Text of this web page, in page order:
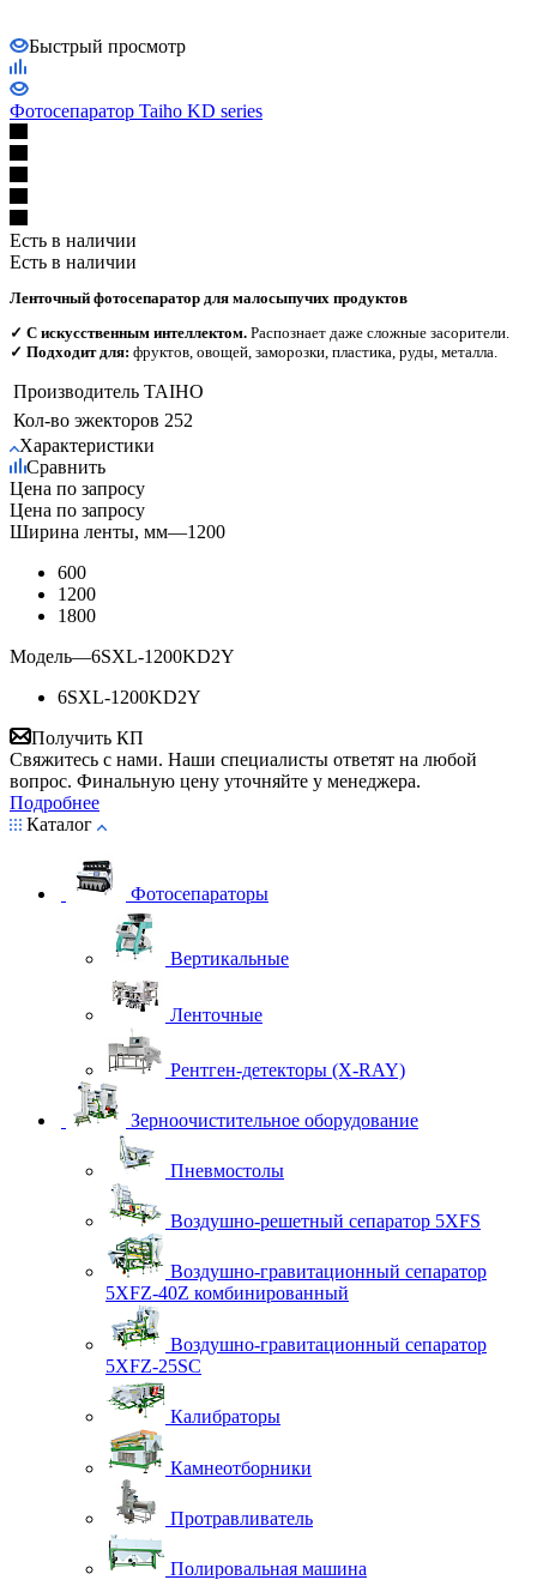
Быстрый просмотр
Фотосепаратор Taiho KD series
Есть в наличии
Есть в наличии
Ленточный фотосепаратор для малосыпучих продуктов
✓ С искусственным интеллектом. Распознает даже сложные засорители.
✓ Подходит для: фруктов, овощей, заморозки, пластика, руды, металла.
Производитель TAIHO
Кол-во эжекторов 252
Характеристики
Сравнить
Цена по запросу
Цена по запросу
Ширина ленты, мм—1200
600
1200
1800
Модель—6SXL-1200KD2Y
6SXL-1200KD2Y
Получить КП
Свяжитесь с нами. Наши специалисты ответят на любой
вопрос. Финальную цену уточняйте у менеджера.
Подробнее
Каталог
Фотосепараторы
Вертикальные
Ленточные
Рентген-детекторы (X-RAY)
Зерноочистительное оборудование
Пневмостолы
Воздушно-решетный сепаратор 5XFS
Воздушно-гравитационный сепаратор
5XFZ-40Z комбинированный
Воздушно-гравитационный сепаратор
5XFZ-25SC
Калибраторы
Камнеотборники
Протравливатель
Полировальная машина